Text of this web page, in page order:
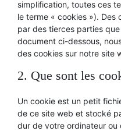
simplification, toutes ces
le terme « cookies »). Des
par des tierces parties
document ci-dessous,
des cookies sur notre site
2. Que sont les
Un cookie est un petit
de ce site web et stocké
dur de votre ordinateur ou